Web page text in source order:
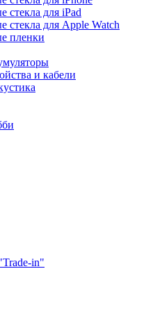
стекла для iPad
стекла для Apple Watch
пленки
и кабели
in"